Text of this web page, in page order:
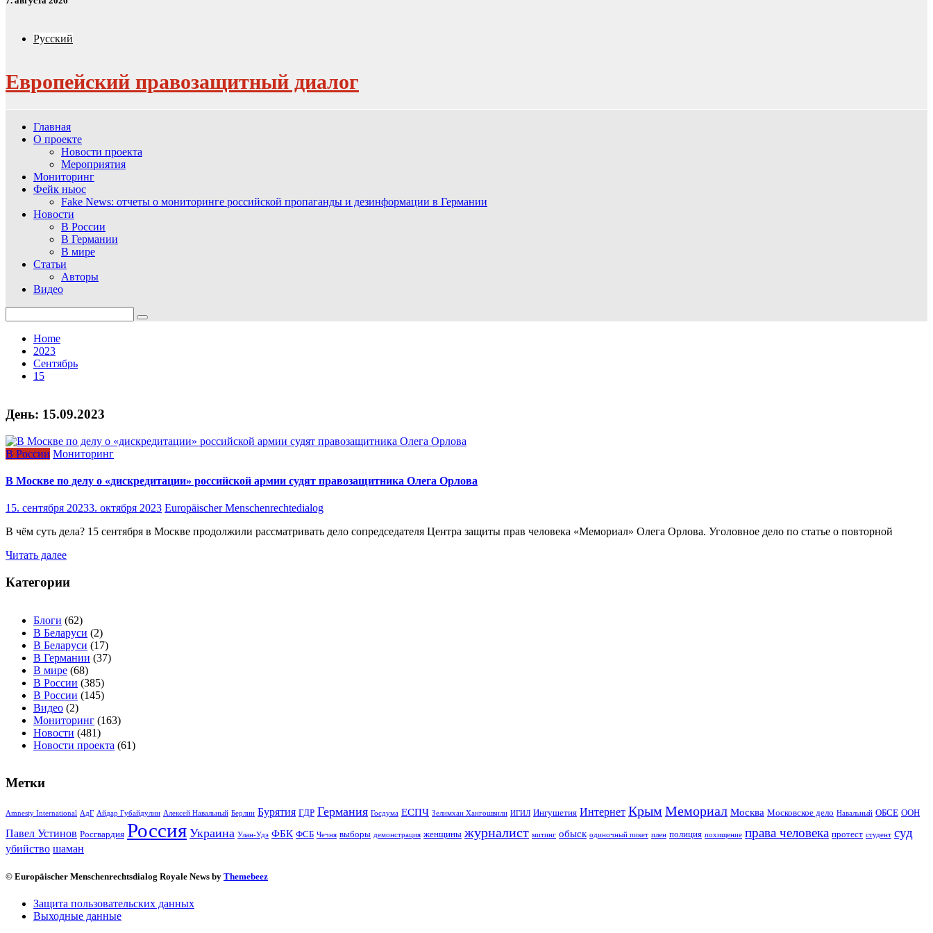
Русский
Европейский правозащитный диалог
Главная
О проекте
Новости проекта
Мероприятия
Мониторинг
Фейк ньюс
Fake News: отчеты о мониторинге российской пропаганды и дезинформации в Германии
Новости
В России
В Германии
В мире
Статьи
Авторы
Видео
for:
Home
2023
Сентябрь
15
День: 15.09.2023
В России Мониторинг
В Москве по делу о «дискредитации» российской армии судят правозащитника Олега Орлова
15. сентября 20233. октября 2023 Europäischer Menschenrechtedialog
В чём суть дела? 15 сентября в Москве продолжили рассматривать дело сопредседателя Центра защиты прав человека «Мемориал» Олега Орлова. Уголовное дело по статье о повторной
Читать далее
Категории
Блоги (62)
В Беларуси (2)
В Беларуси (17)
В Германии (37)
В мире (68)
В России (385)
В России (145)
Видео (2)
Мониторинг (163)
Новости (481)
Новости проекта (61)
Метки
Amnesty International АдГ Айдар Губайдулин Алексей Навальный Берлин Бурятия ГДР Германия Госдума ЕСПЧ Зелимхан Хангошвили ИГИЛ Ингушетия Интернет Крым Мемориал Москва Московское дело Навальный ОБСЕ ООН
Павел Устинов Росгвардия Россия Украина Улан-Удэ ФБК ФСБ Чечня выборы демонстрация женщины журналист митинг обыск одиночный пикет плен полиция похищение права человека протест студент суд
убийство шаман
© Europäischer Menschenrechtsdialog Royale News by Themebeez
Защита пользовательских данных
Выходные данные